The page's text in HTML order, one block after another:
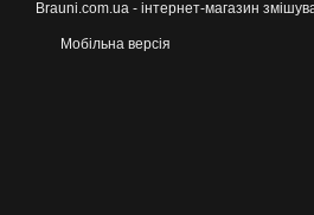
Brauni.com.ua - інтернет-магазин
Мобільна версія